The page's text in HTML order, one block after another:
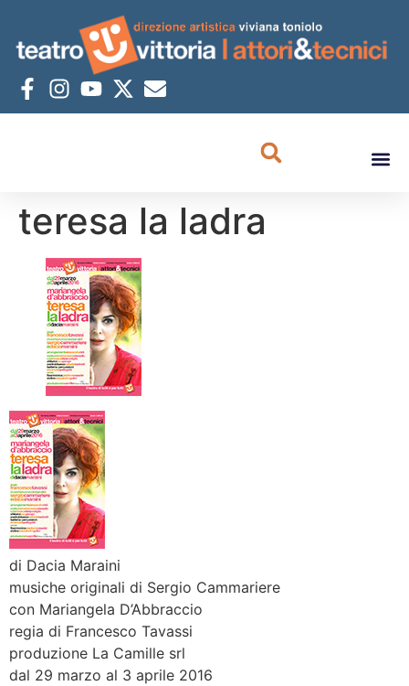
teresa la ladra
di Dacia Maraini
musiche originali di Sergio Cammariere
con Mariangela D’Abbraccio
regia di Francesco Tavassi
produzione La Camille srl
dal 29 marzo al 3 aprile 2016